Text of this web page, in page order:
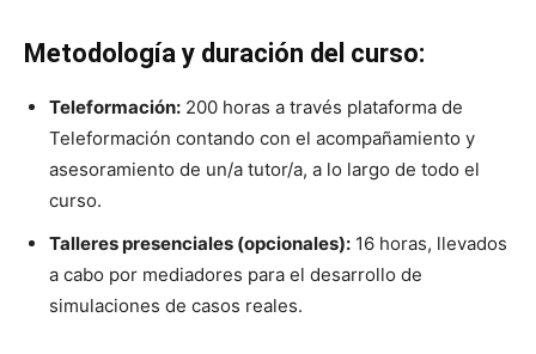
Metodología y duración del curso:
Teleformación: 200 horas a través plataforma de
Teleformación contando con el acompañamiento y
asesoramiento de un/a tutor/a, a lo largo de todo el
curso.
Talleres presenciales (opcionales): 16 horas, llevados
a cabo por mediadores para el desarrollo de
simulaciones de casos reales.